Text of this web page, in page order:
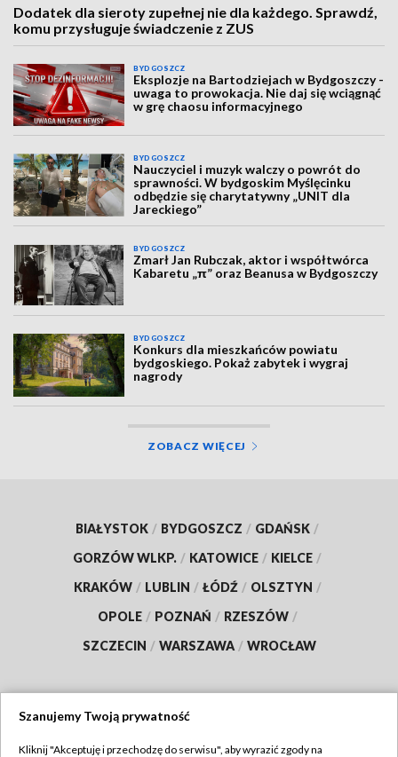
Dodatek dla sieroty zupełnej nie dla każdego. Sprawdź,
komu przysługuje świadczenie z ZUS
BYDGOSZCZ
Eksplozje na Bartodziejach w Bydgoszczy -
uwaga to prowokacja. Nie daj się wciągnąć
w grę chaosu informacyjnego
BYDGOSZCZ
Nauczyciel i muzyk walczy o powrót do
sprawności. W bydgoskim Myślęcinku
odbędzie się charytatywny „UNIT dla
Jareckiego”
BYDGOSZCZ
Zmarł Jan Rubczak, aktor i współtwórca
Kabaretu „π” oraz Beanusa w Bydgoszczy
BYDGOSZCZ
Konkurs dla mieszkańców powiatu
bydgoskiego. Pokaż zabytek i wygraj
nagrody
ZOBACZ WIĘCEJ
BIAŁYSTOK / BYDGOSZCZ / GDAŃSK /
GORZÓW WLKP. / KATOWICE / KIELCE /
KRAKÓW / LUBLIN / ŁÓDŹ / OLSZTYN /
OPOLE / POZNAŃ / RZESZÓW /
SZCZECIN / WARSZAWA / WROCŁAW
Szanujemy Twoją prywatność
Kliknij "Akceptuję i przechodzę do serwisu", aby wyrazić zgody na